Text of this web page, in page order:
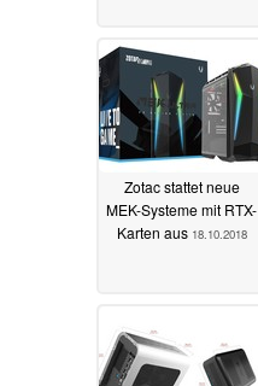
Zotac stattet neue
MEK-Systeme mit RTX-
Karten aus 18.10.2018